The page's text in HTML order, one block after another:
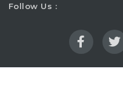
Follow Us :